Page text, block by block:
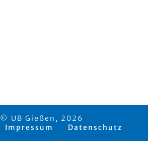
© UB Gießen, 2026
Impressum
Datenschutz